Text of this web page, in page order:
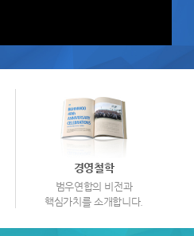
경영철학
범우연합의 비전과
핵심가치를 소개합니다.